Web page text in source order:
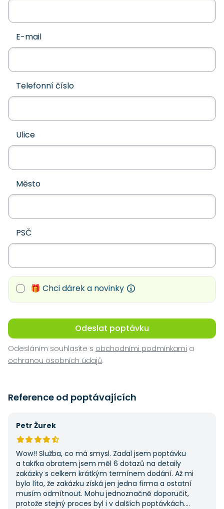
E-mail
Telefonní číslo
Ulice
Město
PSČ
🎁 Chci dárek a novinky
Odeslat poptávku
Odesláním souhlasíte s obchodními podmínkami a
ochranou osobních údajů.
Reference od poptávajících
Petr Žurek
Wow!! Služba, co má smysl. Zadal jsem poptávku
a takřka obratem jsem měl 6 dotazů na detaily
zakázky s celkem krátkým termínem dodání. Až mi
bylo líto, že zakázku získá jen jedna firma a ostatní
musím odmítnout. Mohu jednoznačně doporučit,
protože stejný proces byl i v dalších poptávkách.